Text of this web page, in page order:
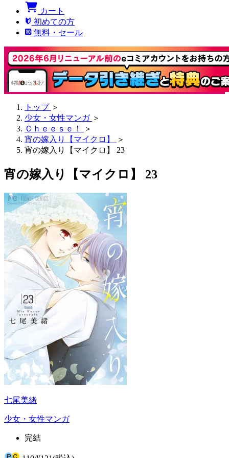
カート
初めての方
無料・セール
トップ ＞
少女・女性マンガ ＞
Ｃｈｅｅｓｅ！
＞
宵の嫁入り【マイクロ】
＞
宵の嫁入り【マイクロ】 23
宵の嫁入り【マイクロ】 23
七尾美緒
少女・女性マンガ
完結